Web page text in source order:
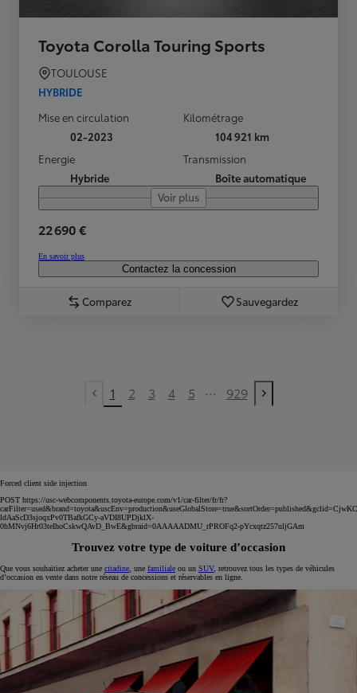
Toyota Corolla Touring Sports
TOULOUSE
HYBRIDE
Mise en circulation
02-2023
Kilométrage
104 921 km
Energie
Hybride
Transmission
Boîte automatique
Voir plus
22 690 €
En savoir plus
Contactez la concession
Comparez Sauvegardez
Previous page
1 2 3 4 5 ... 929
Next page
Forced client side injection
POST https://usc-webcomponents.toyota-europe.com/v1/car-filter/fr/fr?
ldAaScD3sjoqxPv0TBafkGCy-aVDI8UPDjklX-
0hMNvj6Hr03teIhoCskwQAvD_BwE&gbraid=0AAAAADMU_rPROFq2-pYcxqtz257uljGAm
Trouvez votre type de voiture d’occasion
Que vous souhaitiez acheter une citadine , une familiale ou un SUV, retrouvez tous les types de véhicules
d’occasion en vente dans notre réseau de concessions et réservables en ligne.